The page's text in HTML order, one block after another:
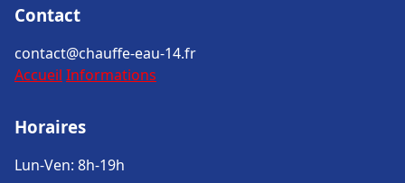
Contact
contact@chauffe-eau-14.fr
Accueil Informations
Horaires
Lun-Ven: 8h-19h